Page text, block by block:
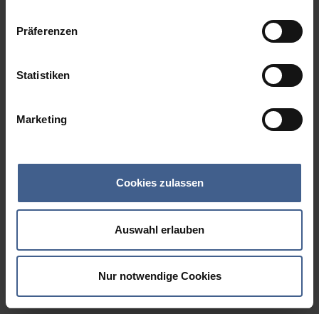
Präferenzen
Statistiken
Marketing
Cookies zulassen
Auswahl erlauben
Nur notwendige Cookies